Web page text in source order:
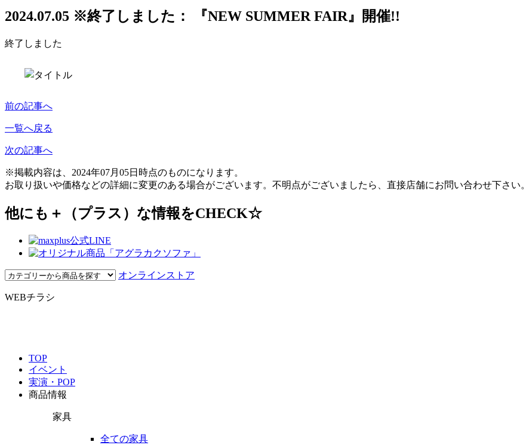
2024.07.05 ※終了しました： 『NEW SUMMER FAIR』開催!!
終了しました
前の記事へ
一覧へ戻る
次の記事へ
※掲載内容は、2024年07月05日時点のものになります。
お取り扱いや価格などの詳細に変更のある場合がございます。不明点がございましたら、直接店舗にお問い合わせ下さい。
他にも＋（プラス）な情報をCHECK☆
オンラインストア
WEBチラシ
TOP
イベント
実演・POP
商品情報
家具
全ての家具